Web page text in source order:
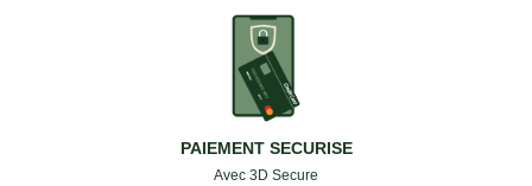
PAIEMENT SECURISE
Avec 3D Secure